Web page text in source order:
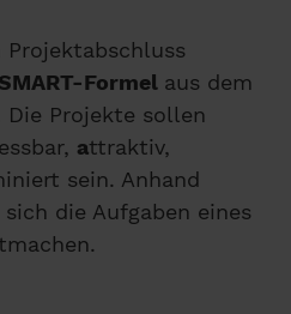
SMART-Formel aus dem
Die Projekte sollen
essbar, attraktiv,
sein. Anhand
die Aufgaben eines